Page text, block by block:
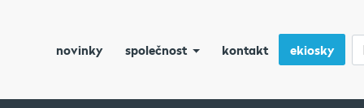
novinky společnost kontakt ekiosky